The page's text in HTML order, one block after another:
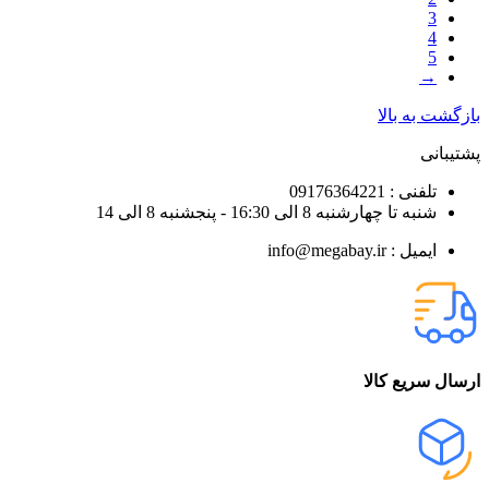
3
4
5
→
بازگشت به بالا
پشتیبانی
تلفنی : 09176364221
شنبه تا چهارشنبه 8 الی 16:30 - پنجشنبه 8 الی 14
ایمیل : info@megabay.ir
ارسال سریع کالا